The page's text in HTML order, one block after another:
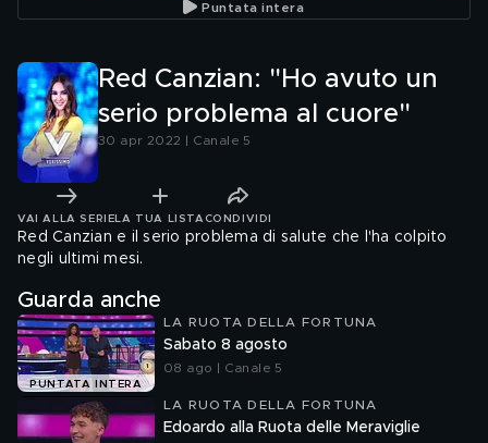
Puntata intera
Red Canzian: "Ho avuto un
serio problema al cuore"
30 apr 2022 | Canale 5
VAI ALLA SERIE LA TUA LISTA CONDIVIDI
Red Canzian e il serio problema di salute che l'ha colpito
negli ultimi mesi.
Guarda anche
PUNTATA INTERA
LA RUOTA DELLA FORTUNA
Sabato 8 agosto
08 ago | Canale 5
LA RUOTA DELLA FORTUNA
Edoardo alla Ruota delle Meraviglie